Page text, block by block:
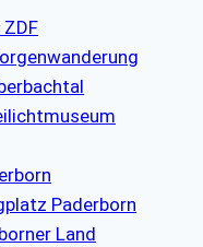
Paderborn
Land